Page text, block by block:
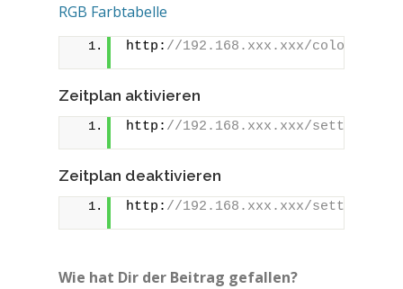
RGB Farbtabelle
http: //192.168.xxx.xxx/color/
Zeitplan aktivieren
http: //192.168.xxx.xxx/settings/
Zeitplan deaktivieren
http: //192.168.xxx.xxx/settings/
Wie hat Dir der Beitrag gefallen?